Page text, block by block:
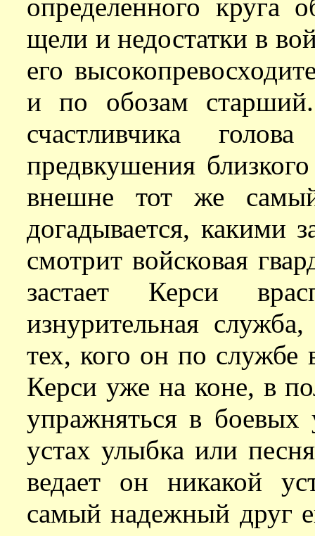
определенного круга
щели и недостатки в
его
и по обозам
счастливчика
предвкушения
внешне тот же
догадывается, какими
смотрит войсковая
застает Керси
изнурительная
тех, кого он по службе
Керси уже на коне, в
упражняться в боевых
устах улыбка или
ведает он никакой
самый надежный друг